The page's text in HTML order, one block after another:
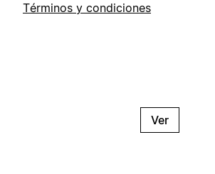
Términos y condiciones
Ver